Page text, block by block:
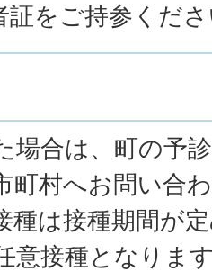
証をご持参くだ
場合は、町の予
町村へお問い合
種は接種期間が
意接種となりま